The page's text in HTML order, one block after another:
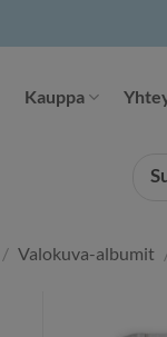
Kauppa
/ Valokuva-albumit